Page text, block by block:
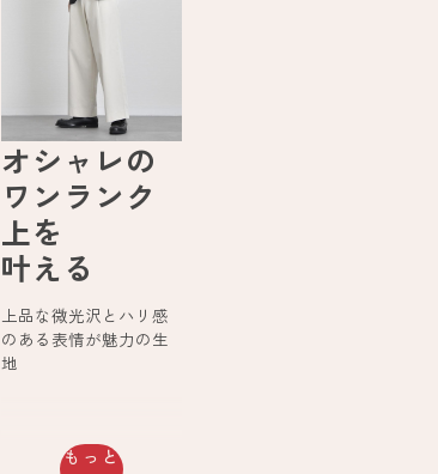
オシャレの
ワンランク
上を
叶える
上品な微光沢とハリ感
のある表情が魅力の生
地
もっと